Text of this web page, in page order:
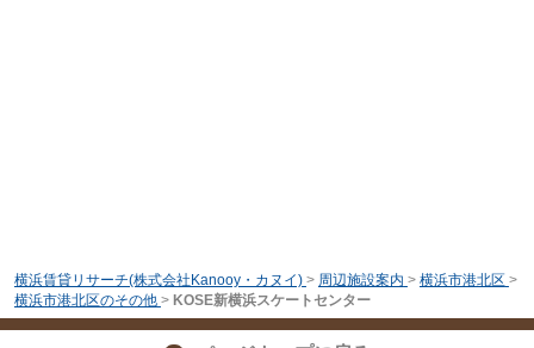
横浜賃貸リサーチ(株式会社Kanooy・カヌイ) > 周辺施設案内 > 横浜市港北区 >
横浜市港北区のその他 > KOSE新横浜スケートセンター